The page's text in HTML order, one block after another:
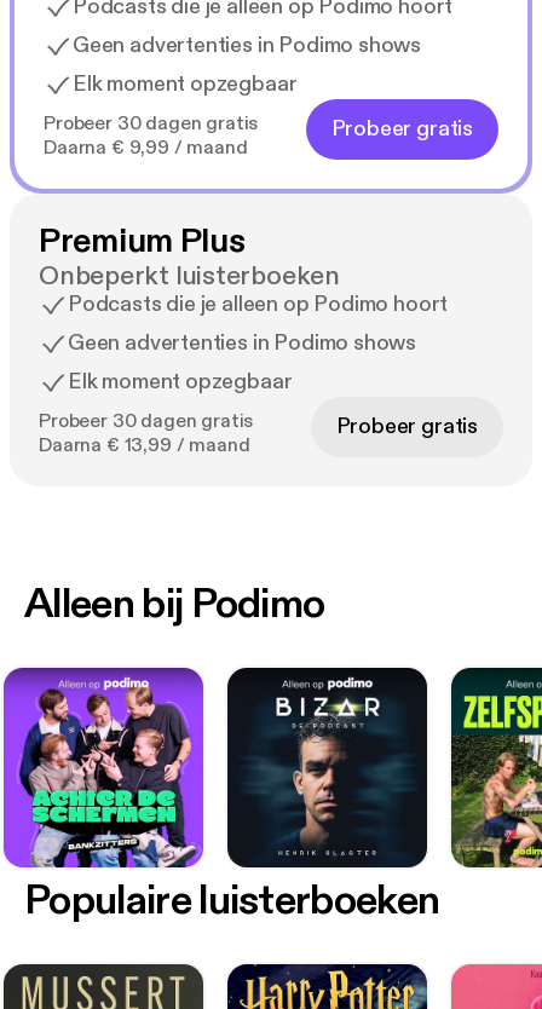
Podcasts die je alleen op Podimo hoort
Geen advertenties in Podimo shows
Elk moment opzegbaar
Probeer 30 dagen gratis
Daarna € 9,99 / maand
Probeer gratis
Premium Plus
Onbeperkt luisterboeken
Podcasts die je alleen op Podimo hoort
Geen advertenties in Podimo shows
Elk moment opzegbaar
Probeer 30 dagen gratis
Daarna € 13,99 / maand
Probeer gratis
Alleen bij Podimo
Populaire luisterboeken